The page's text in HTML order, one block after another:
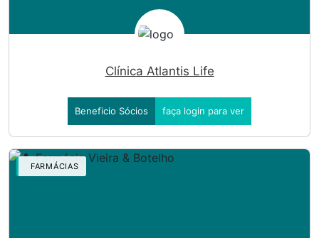
Clínica Atlantis Life
Beneficio Sócios faça login para ver
FARMÁCIAS